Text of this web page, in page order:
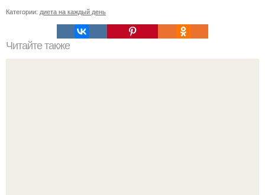
Категории: диета на каждый день
Читайте также